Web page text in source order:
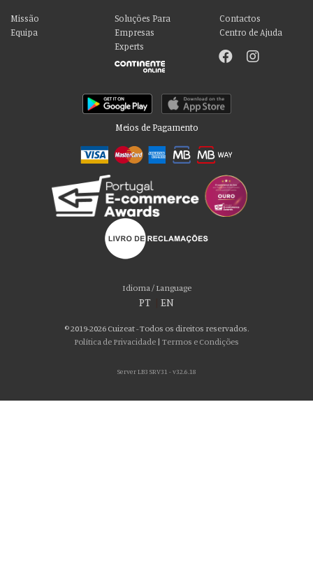
Missão
Equipa
Soluções Para
Empresas
Experts
Contactos
Centro de Ajuda
Meios de Pagamento
Idioma / Language
PT EN
© 2019-2026 Cuizeat - Todos os direitos reservados.
Política de Privacidade | Termos e Condições
Server LB3 SRV31 - v32.6.18